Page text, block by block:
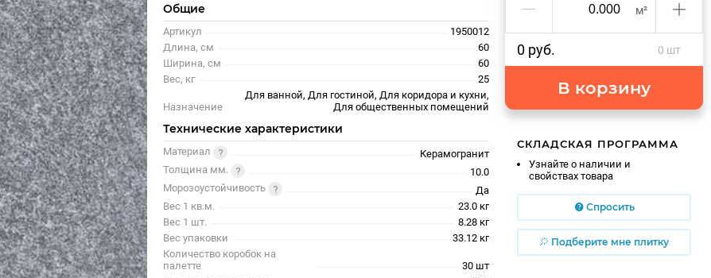
Общие
Артикул
1950012
Длина, см
60
Ширина, см
60
Вес, кг
25
Назначение
Для ванной, Для гостиной, Для коридора и кухни,
Для общественных помещений
Технические характеристики
Материал
Керамогранит
Толщина мм.
10.0
Морозоустойчивость
Да
Вес 1 кв.м.
23.0 кг
Вес 1 шт.
8.28 кг
Вес упаковки
33.12 кг
Количество коробок на
палетте
30 шт
м²
0 руб. 0 шт
В корзину
СКЛАДСКАЯ ПРОГРАММА
Узнайте о наличии и
свойствах товара
Спросить
Подберите мне плитку